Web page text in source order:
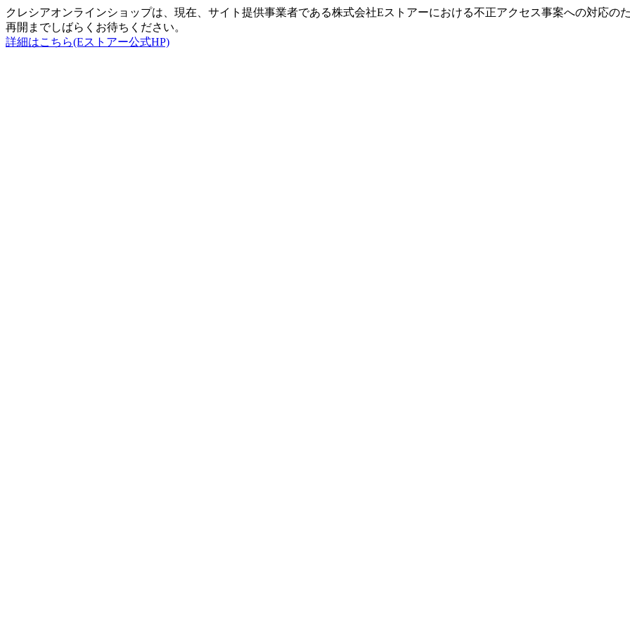
クレシアオンラインショップは、現在、サイト提供事業者である株式会社Eストアーにおける不正アクセス事案への対応の
再開までしばらくお待ちください。
詳細はこちら(Eストアー公式HP)